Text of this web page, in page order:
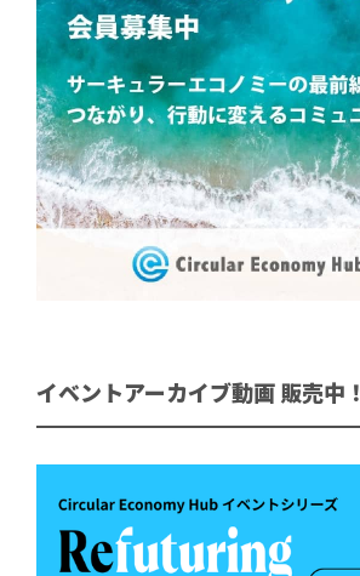
イベントアーカイブ動画 販売中！